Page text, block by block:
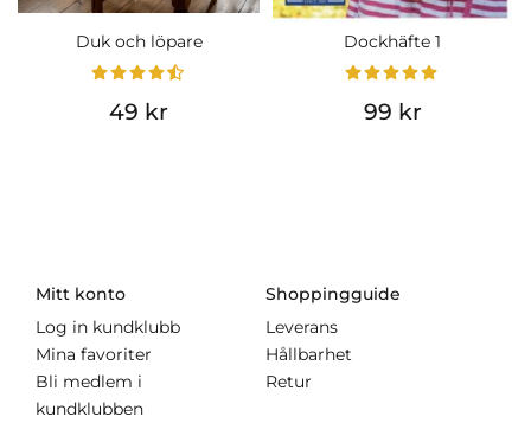
Duk och löpare
49 kr
Dockhäfte 1
99 kr
Mitt konto
Log in kundklubb
Mina favoriter
Bli medlem i
kundklubben
Shoppingguide
Leverans
Hållbarhet
Retur